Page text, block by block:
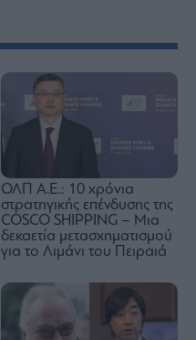
ΟΛΠ Α.Ε.: 10 χρόνια
στρατηγικής επένδυσης της
COSCO SHIPPING – Μια
δεκαετία μετασχηματισμού
για το Λιμάνι του Πειραιά